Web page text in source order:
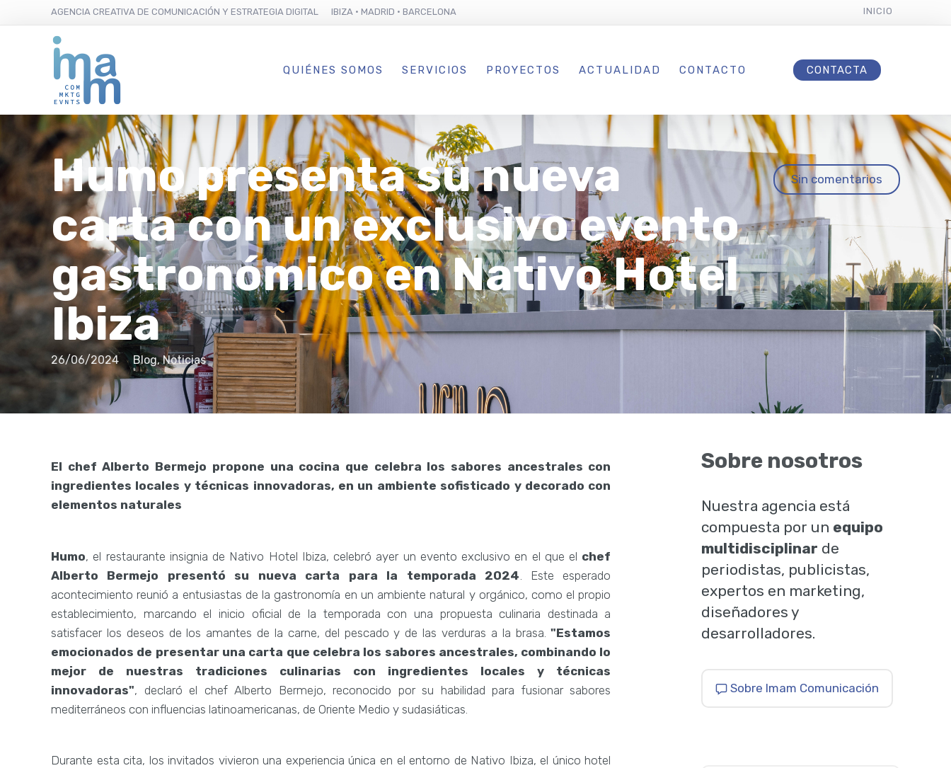
AGENCIA CREATIVA DE COMUNICACIÓN Y ESTRATEGIA DIGITAL IBIZA · MADRID · BARCELONA INICIO
QUIÉNES SOMOS SERVICIOS PROYECTOS ACTUALIDAD CONTACTO CONTACTA
Humo presenta su nueva
carta con un exclusivo evento
gastronómico en Nativo Hotel
Ibiza
26/06/2024 Blog,Noticias
Sin comentarios
El chef Alberto Bermejo propone una cocina que celebra los sabores ancestrales con
ingredientes locales y técnicas innovadoras, en un ambiente sofisticado y decorado con
elementos naturales
Humo, el restaurante insignia de Nativo Hotel Ibiza, celebró ayer un evento exclusivo en el que el chef
Alberto Bermejo presentó su nueva carta para la temporada 2024 . Este esperado
acontecimiento reunió a entusiastas de la gastronomía en un ambiente natural y orgánico, como el propio
establecimiento, marcando el inicio oficial de la temporada con una propuesta culinaria destinada a
satisfacer los deseos de los amantes de la carne, del pescado y de las verduras a la brasa."Estamos
emocionados de presentar una carta que celebra los sabores ancestrales, combinando lo
mejor de nuestras tradiciones culinarias con ingredientes locales y técnicas
innovadoras", declaró el chef Alberto Bermejo, reconocido por su habilidad para fusionar sabores
mediterráneos con influencias latinoamericanas, de Oriente Medio y sudasiáticas.
Durante esta cita, los invitados vivieron una experiencia única en el entorno de Nativo Ibiza, el único hotel
Sobre nosotros
Nuestra agencia está
compuesta por un equipo
multidisciplinar de
periodistas, publicistas,
expertos en marketing,
diseñadores y
desarrolladores.
Sobre Imam Comunicación